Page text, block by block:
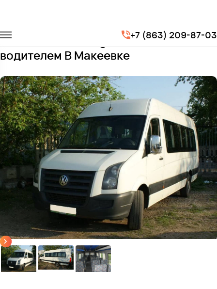
+7 (863) 209-87-03
Микроавтобусы Volkswagen Crafter
Заказать Volkswagen Crafter с
водителем В Макеевке